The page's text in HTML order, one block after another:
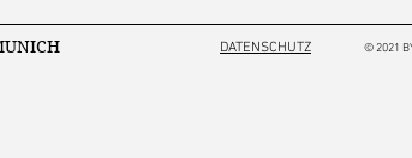
© 2021
DATENSCHUTZ